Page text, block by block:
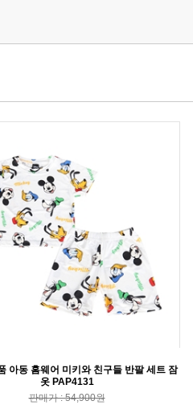
아동 홈웨어 미키와 친구들 반팔 세트 잠
옷 PAP4131
판매가 : 54,900원